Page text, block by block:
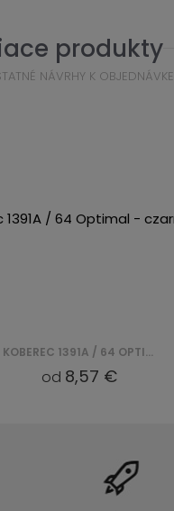
produkty
NÁVRHY K OBJEDNÁVKE
KOBEREC 1391A / 64 OPTIMAL - CZARNY, BIAŁY
od 8,57 €